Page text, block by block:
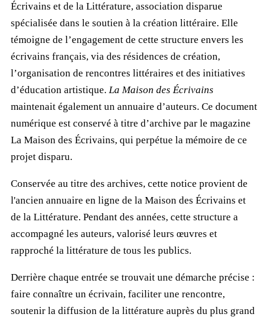
Écrivains et de la Littérature, association disparue
spécialisée dans le soutien à la création littéraire. Elle
témoigne de l’engagement de cette structure envers les
écrivains français, via des résidences de création,
l’organisation de rencontres littéraires et des initiatives
d’éducation artistique. La Maison des Écrivains
maintenait également un annuaire d’auteurs. Ce document
numérique est conservé à titre d’archive par le magazine
La Maison des Écrivains, qui perpétue la mémoire de ce
projet disparu.
Conservée au titre des archives, cette notice provient de
l'ancien annuaire en ligne de la Maison des Écrivains et
de la Littérature. Pendant des années, cette structure a
accompagné les auteurs, valorisé leurs œuvres et
rapproché la littérature de tous les publics.
Derrière chaque entrée se trouvait une démarche précise :
faire connaître un écrivain, faciliter une rencontre,
soutenir la diffusion de la littérature auprès du plus grand